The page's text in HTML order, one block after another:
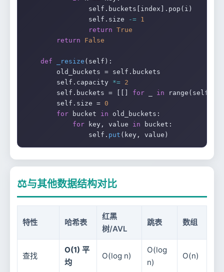
                self.buckets[index].pop(i)
                self.size
-= 1
return True
return
False
def _resize (self):
        old_buckets = self.buckets
        self.capacity
*= 2
        self.buckets = [[]
for in
        self.size =
0
for bucket in old_buckets:
for key, value in bucket:
                self.
put (key, value)
⚖️与其他数据结构对比
特性 哈希表
红黑
树/AVL
跳表 数组
查找
O(1) 平
均
O(log n)
O(log
n)
O(n)